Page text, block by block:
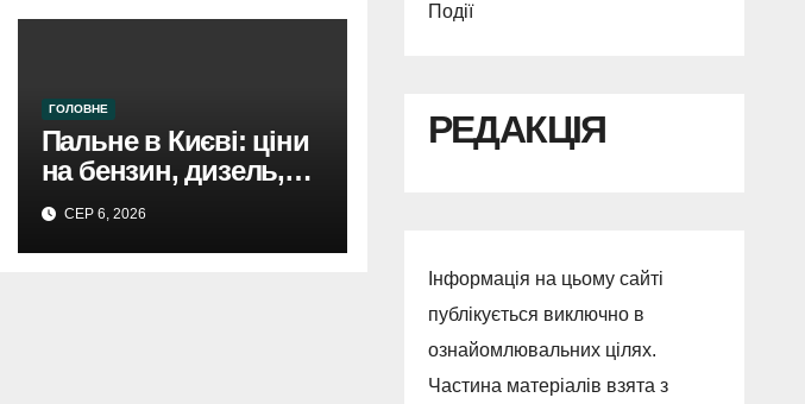
ГОЛОВНЕ
Пальне в Києві: ціни
на бензин, дизель,
газ 5 серпня. Не
втішає.
СЕР 6, 2026
Події
РЕДАКЦІЯ
Інформація на цьому сайті
публікується виключно в
ознайомлювальних цілях.
Частина матеріалів взята з